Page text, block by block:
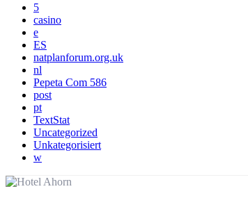
5
casino
e
ES
natplanforum.org.uk
nl
Pepeta Com 586
post
pt
TextStat
Uncategorized
Unkategorisiert
w